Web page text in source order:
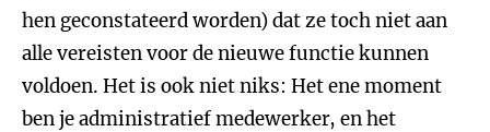
hen geconstateerd worden) dat ze toch niet aan
alle vereisten voor de nieuwe functie kunnen
voldoen. Het is ook niet niks: Het ene moment
ben je administratief medewerker, en het